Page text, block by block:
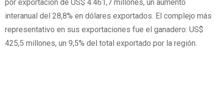
por exportación de US$ 4.461,7 millones, un aumento
interanual del 28,8% en dólares exportados. El complejo más
representativo en sus exportaciones fue el ganadero: US$
425,5 millones, un 9,5% del total exportado por la región.